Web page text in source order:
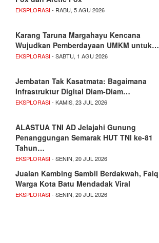
EKSPLORASI- RABU, 5 AGU 2026
Karang Taruna Margahayu Kencana
Wujudkan Pemberdayaan UMKM untuk…
EKSPLORASI- SABTU, 1 AGU 2026
Jembatan Tak Kasatmata: Bagaimana
Infrastruktur Digital Diam-Diam…
EKSPLORASI- KAMIS, 23 JUL 2026
ALASTUA TNI AD Jelajahi Gunung
Penanggungan Semarak HUT TNI ke-81
Tahun…
EKSPLORASI- SENIN, 20 JUL 2026
Jualan Kambing Sambil Berdakwah, Faiq
Warga Kota Batu Mendadak Viral
EKSPLORASI- SENIN, 20 JUL 2026